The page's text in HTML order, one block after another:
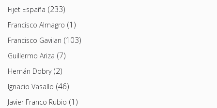
Fijet España (233)
Francisco Almagro (1)
Francisco Gavilan (103)
Guillermo Ariza (7)
Hernán Dobry(2)
Ignacio Vasallo (46)
Javier Franco Rubio (1)